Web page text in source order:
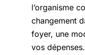
l’organisme
changement
foyer, une
vos